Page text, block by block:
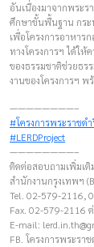
อันเนื่องมาจากพระ
ศึกษาขั้นพื้นฐาน กระ
เพื่อโครงการอาหาร
ทางโครงการฯ ได้ใ
ของธรรมชาติช่วยธ
งานของโครงการฯ พ
————————–
#โครงการพระราชด
#LERDProject
————————–
ติดต่อสอบถามเพิ่มเติ
สำนักงานกรุงเทพฯ
Tel. 02-579-2116,
Fax. 02-579-2116
E-mail:
FB. โครงการพระรา